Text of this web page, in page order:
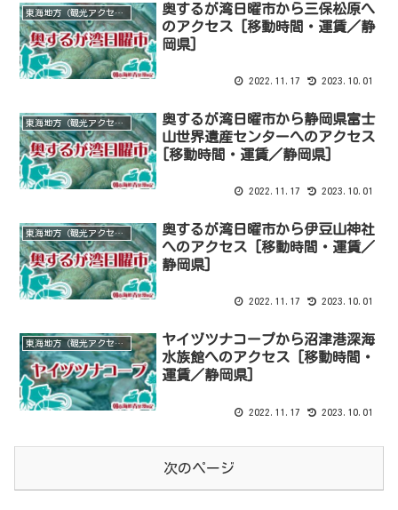
東海地方（観光アクセス）
奥するが湾日曜市から三保松原へ
のアクセス [移動時間・運賃／静
岡県]
2022.11.17 2023.10.01
東海地方（観光アクセス）
奥するが湾日曜市から静岡県富士
山世界遺産センターへのアクセス
[移動時間・運賃／静岡県]
2022.11.17 2023.10.01
東海地方（観光アクセス）
奥するが湾日曜市から伊豆山神社
へのアクセス [移動時間・運賃／
静岡県]
2022.11.17 2023.10.01
東海地方（観光アクセス）
ヤイヅツナコープから沼津港深海
水族館へのアクセス [移動時間・
運賃／静岡県]
2022.11.17 2023.10.01
次のページ